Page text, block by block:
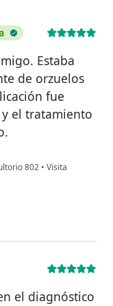
Estaba
de orzuelos
fue
el tratamiento
802 • Visita
el diagnóstico